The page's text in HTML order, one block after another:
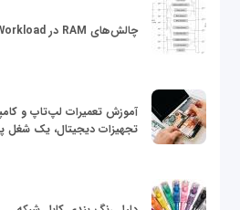
چالش‌های RAM در Workloadهای محاسباتی HPC
آموزش تعمیرات لپ‌تاپ و
تجهیزات دیجیتال، یک شغل